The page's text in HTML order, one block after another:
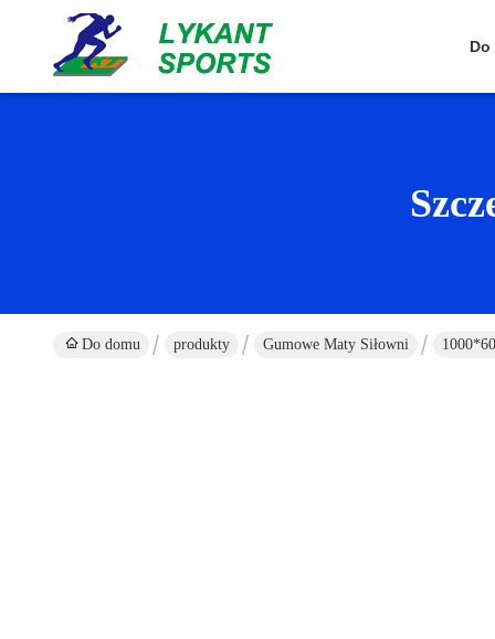
Do
Do domu produkty Gumowe Maty Siłowni